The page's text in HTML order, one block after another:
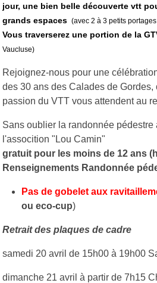
jour, une bien belle découverte vtt
grands espaces (avec 2 à 3 petits
Vous traverserez une portion de la
Vaucluse)
Rejoignez-nous pour une
des 30 ans des Calades de Gordes,
passion du VTT vous attendent au
Sans oublier la randonnée pédestre
l'assocition "Lou Camin"
gratuit pour les moins de 12 ans
Renseignements Randonnée
Pas de gobelet aux
ou eco-cup)
Retrait des plaques de cadre
samedi 20 avril de 15h00 à 19h00
dimanche 21 avril à partir de 7h15